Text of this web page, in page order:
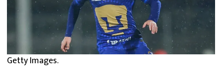
Getty Images.